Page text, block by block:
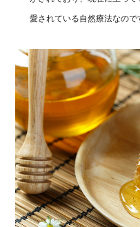
愛されている自然療法なので